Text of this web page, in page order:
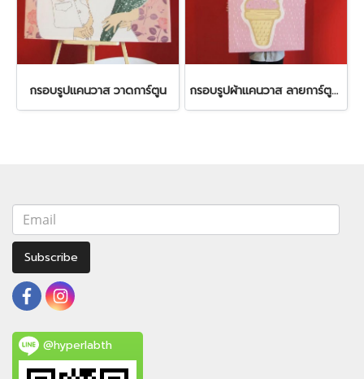
กรอบรูปแคนวาส วาดการ์ตูน กรอบรูปผ้าแคนวาส ลายการ์ตูนชนิดต่างๆ
Subscribe
@hyperlabth